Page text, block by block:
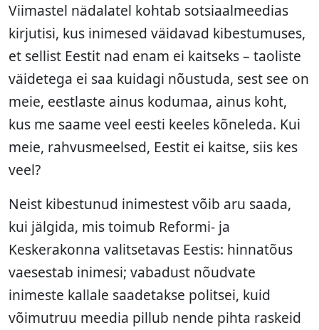
Viimastel nädalatel kohtab sotsiaalmeedias
kirjutisi, kus inimesed väidavad kibestumuses,
et sellist Eestit nad enam ei kaitseks – taoliste
väidetega ei saa kuidagi nõustuda, sest see on
meie, eestlaste ainus kodumaa, ainus koht,
kus me saame veel eesti keeles kõneleda. Kui
meie, rahvusmeelsed, Eestit ei kaitse, siis kes
veel?
Neist kibestunud inimestest võib aru saada,
kui jälgida, mis toimub Reformi- ja
Keskerakonna valitsetavas Eestis: hinnatõus
vaesestab inimesi; vabadust nõudvate
inimeste kallale saadetakse politsei, kuid
võimutruu meedia pillub nende pihta raskeid